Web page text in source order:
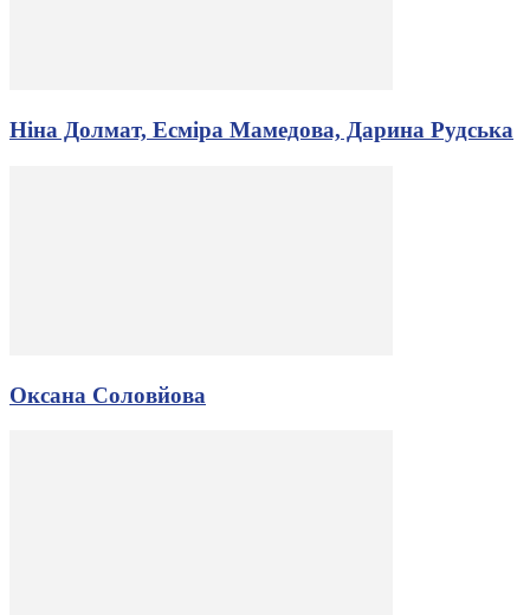
Ніна Долмат, Есміра Мамедова, Дарина Рудська
Оксана Соловйова